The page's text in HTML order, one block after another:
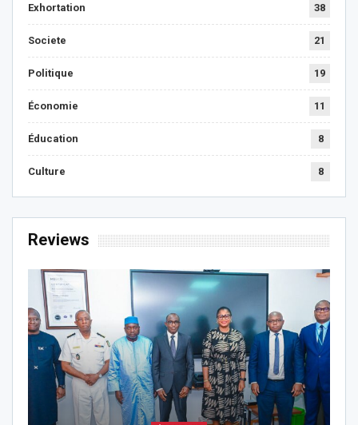
Exhortation 38
Societe 21
Politique 19
Économie 11
Éducation 8
Culture 8
Reviews